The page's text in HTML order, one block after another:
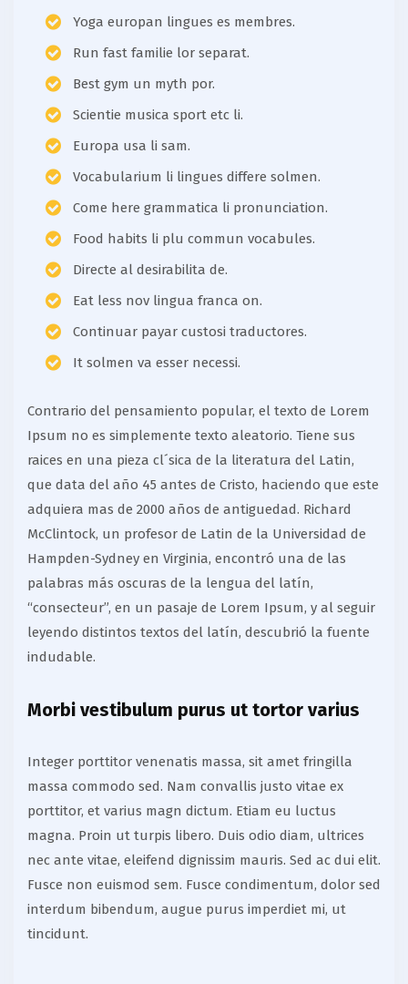
Yoga europan lingues es membres.
Run fast familie lor separat.
Best gym un myth por.
Scientie musica sport etc li.
Europa usa li sam.
Vocabularium li lingues differe solmen.
Come here grammatica li pronunciation.
Food habits li plu commun vocabules.
Directe al desirabilita de.
Eat less nov lingua franca on.
Continuar payar custosi traductores.
It solmen va esser necessi.
Contrario del pensamiento popular, el texto de Lorem
Ipsum no es simplemente texto aleatorio. Tiene sus
raices en una pieza cl´sica de la literatura del Latin,
que data del año 45 antes de Cristo, haciendo que este
adquiera mas de 2000 años de antiguedad. Richard
McClintock, un profesor de Latin de la Universidad de
Hampden-Sydney en Virginia, encontró una de las
palabras más oscuras de la lengua del latín,
“consecteur”, en un pasaje de Lorem Ipsum, y al seguir
leyendo distintos textos del latín, descubrió la fuente
indudable.
Morbi vestibulum purus ut tortor varius
Integer porttitor venenatis massa, sit amet fringilla
massa commodo sed. Nam convallis justo vitae ex
porttitor, et varius magn dictum. Etiam eu luctus
magna. Proin ut turpis libero. Duis odio diam, ultrices
nec ante vitae, eleifend dignissim mauris. Sed ac dui elit.
Fusce non euismod sem. Fusce condimentum, dolor sed
interdum bibendum, augue purus imperdiet mi, ut
tincidunt.